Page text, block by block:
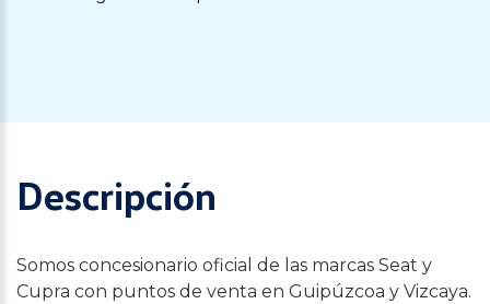
Descripción
Somos concesionario oficial de las marcas Seat y
Cupra con puntos de venta en Guipúzcoa y Vizcaya.